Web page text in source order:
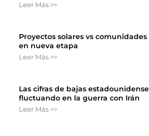
Leer Más >>
Proyectos solares vs
en nueva etapa
Leer Más >>
Las cifras de bajas
fluctuando en la guerra con Irán
Leer Más >>